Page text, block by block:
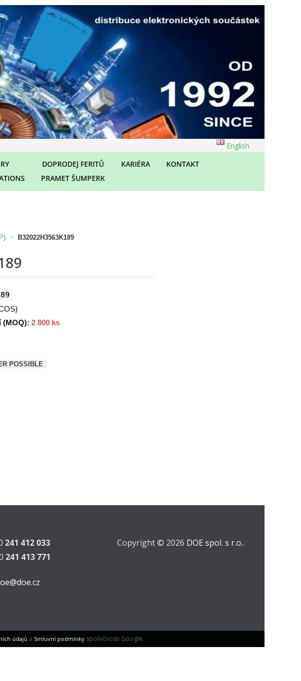
English
DOPRODEJ FERITŮ
PRAMET ŠUMPERK
KARIÉRA KONTAKT
> B32022H3563K189
(MOQ): 2 800 ks
POSSIBLE
241 412 033
241 413 771
Copyright © 2026 DOE spol. s r.o..
údajů a Smluvní podmínkyspolečnosti Google.